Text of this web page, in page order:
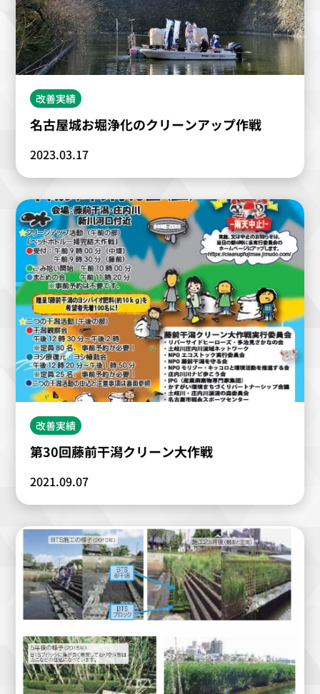
改善実績
名古屋城お堀浄化のクリーンアップ作戦
2023.03.17
改善実績
第30回藤前干潟クリーン大作戦
2021.09.07